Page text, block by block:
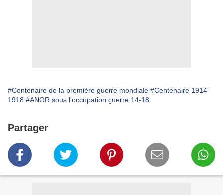
#Centenaire de la première guerre mondiale #Centenaire 1914-
1918 #ANOR sous l'occupation guerre 14-18
Partager